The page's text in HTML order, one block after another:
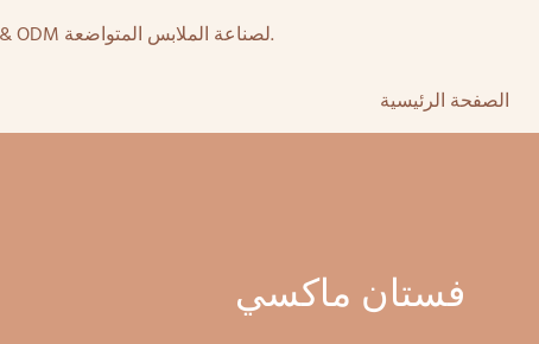
أكثر من 15 عامًا من تصنيع المعدات الأصلية عالي الجودة & ODM لصناعة الملابس المتواضعة.
الصفحة الرئيسية
فستان ماكسي